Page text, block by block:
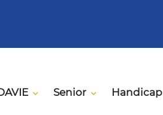
Senior Handicap